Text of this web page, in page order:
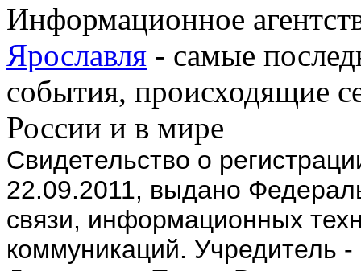
Информационное
Ярославля - самые
события, происходящие
России и в мире
Cвидетельство о
22.09.2011, выдано
связи, информационных
коммуникаций.